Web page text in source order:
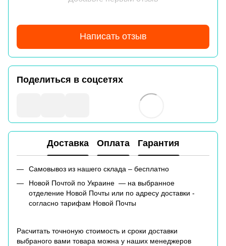
Написать отзыв
Поделиться в соцсетях
Доставка Оплата Гарантия
Самовывоз из нашего склада – бесплатно
Новой Почтой по Украине — на выбранное
отделение Новой Почты или по адресу доставки -
согласно тарифам Новой Почты
Расчитать точноную стоимость и сроки доставки
выбраного вами товара можна у наших менеджеров